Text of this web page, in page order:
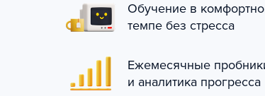
Обучение в
темпе без стресса
Ежемесячные
и аналитика прогресса